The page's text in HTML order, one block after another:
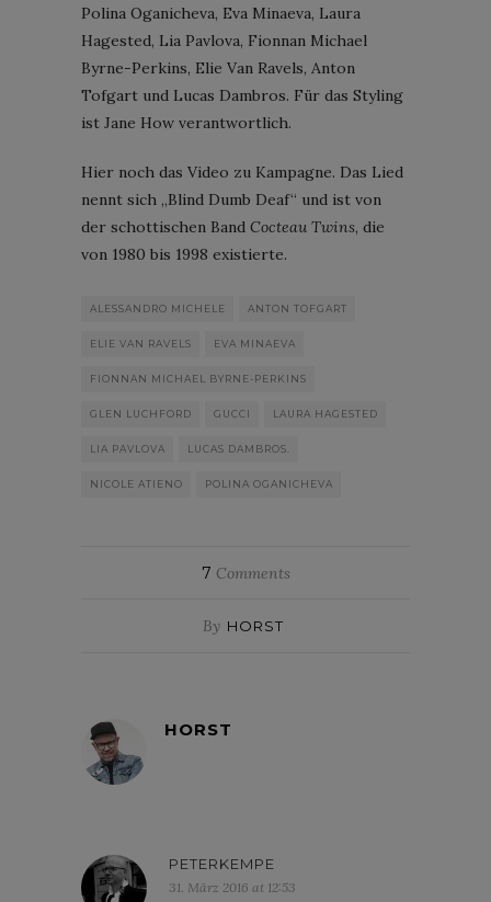
Polina Oganicheva, Eva Minaeva, Laura
Hagested, Lia Pavlova, Fionnan Michael
Byrne-Perkins, Elie Van Ravels, Anton
Tofgart und Lucas Dambros. Für das Styling
ist Jane How verantwortlich.
Hier noch das Video zu Kampagne. Das Lied
nennt sich „Blind Dumb Deaf“ und ist von
der schottischen Band Cocteau Twins, die
von 1980 bis 1998 existierte.
ALESSANDRO MICHELE ANTON TOFGART
ELIE VAN RAVELS EVA MINAEVA
FIONNAN MICHAEL BYRNE-PERKINS
GLEN LUCHFORD GUCCI LAURA HAGESTED
LIA PAVLOVA LUCAS DAMBROS.
NICOLE ATIENO POLINA OGANICHEVA
7 Comments
By HORST
HORST
PETERKEMPE
31. März 2016 at 12:53